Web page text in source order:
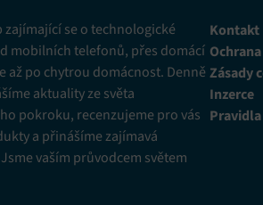
zajímající se o technologické
mobilních telefonů, přes domácí
až po chytrou domácnost. Denně
aktuality ze světa
pokroku, recenzujeme pro vás
a přinášíme zajímavá
vaším průvodcem světem
Kontakt
Zásady
Inzerce